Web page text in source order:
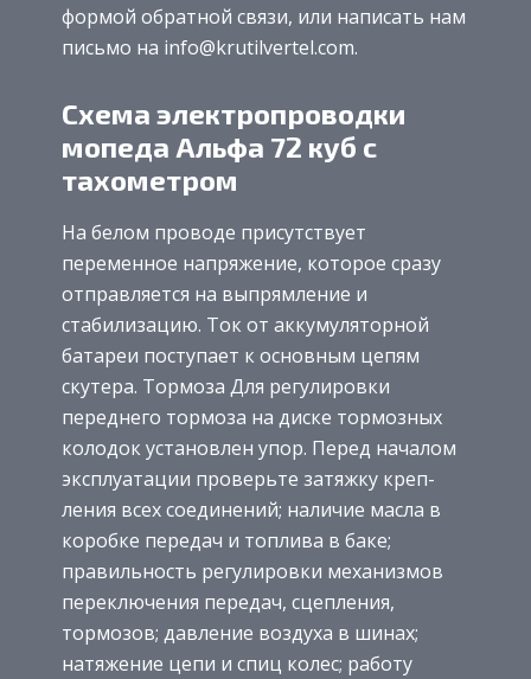
формой обратной связи, или написать нам
письмо на info@krutilvertel.com.
Схема электропроводки
мопеда Альфа 72 куб с
тахометром
На белом проводе присутствует
переменное напряжение, которое сразу
отправляется на выпрямление и
стабилизацию. Ток от аккумуляторной
батареи поступает к основным цепям
скутера. Тормоза Для регулировки
переднего тормоза на диске тормозных
колодок установлен упор. Перед началом
эксплуатации проверьте затяжку креп-
ления всех соединений; наличие масла в
коробке передач и топлива в баке;
правильность регулировки механизмов
переключения передач, сцепления,
тормозов; давление воздуха в шинах;
натяжение цепи и спиц колес; работу